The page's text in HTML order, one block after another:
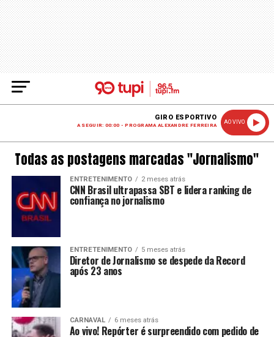
GIRO ESPORTIVO
A SEGUIR: 00:00 - PROGRAMA ALEXANDRE FERREIRA
AO VIVO
Todas as postagens marcadas "Jornalismo"
ENTRETENIMENTO 2 meses atrás
CNN Brasil ultrapassa SBT e lidera ranking de
confiança no jornalismo
ENTRETENIMENTO 5 meses atrás
Diretor de Jornalismo se despede da Record
após 23 anos
CARNAVAL 6 meses atrás
Ao vivo! Repórter é surpreendido com pedido de